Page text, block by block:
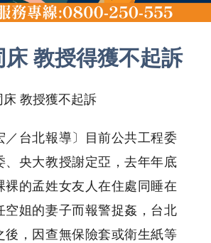
床 教授得獲不起訴
教授獲不起訴
／台北報導〕目前公共工程委
、央大教授謝定亞，去年年底
裸的孟姓女友人在住處同睡在
空姐的妻子而報警捉姦，台北
後，因查無保險套或衛生紙等